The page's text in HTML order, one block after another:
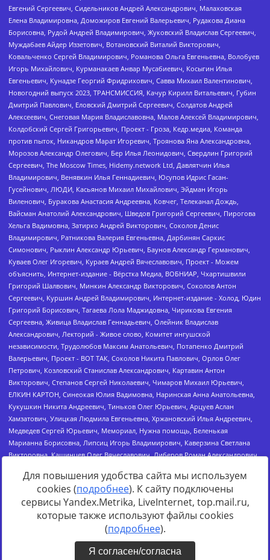
Источник:https://minjust.gov.ru/uploaded/files/reestr-
inostrannyih-agentov-22-03-2024.pdfданные на22.03.2024
Для повышения удобства сайта мы используем
cookies (подробнее). К сайту подключены
сервисы Yandex.Metrika, LiveInternet, top.mail.ru,
которые также используют файлы cookies
(подробнее).
Я согласен/согласна